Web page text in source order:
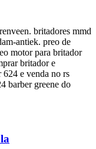
britadores mmd
antiek. preo de
motor para britador
britador e
e venda no rs
barber greene do